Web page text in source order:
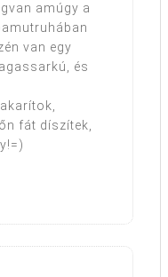
amúgy a
van egy
és
fát díszítek,